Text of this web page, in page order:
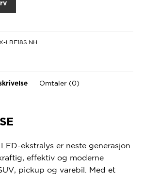
LBE18S.NH
Omtaler (0)
ekstralys er neste generasjon
effektiv og moderne
pickup og varebil. Med et